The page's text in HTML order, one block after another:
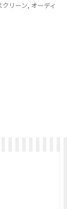
クリーン, オーディ